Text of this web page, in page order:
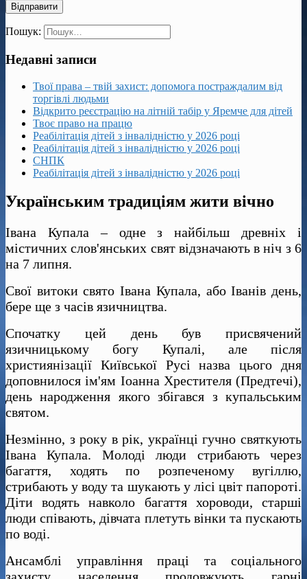
Пошук:
Недавні записи
Твої права – твій захист: допомога постраждалим від
торгівлі людьми
Відкрито реєстрацію на літній табір у Яремче для дітей
Твоє право на працю
Реабілітація дітей з інвалідністю у 2026 році
Реабілітація дітей з інвалідністю у 2026 році
СНПК
Реабілітація дітей з інвалідністю у 2026 році
Українським традиціям жити вічно
Івана Купала – одне з найбільш древніх і
містичних слов'янських свят відзначають в ніч з 6
на 7 липня.
Свої витоки свято Івана Купала, або Іванів день,
бере ще з часів язичництва.
Спочатку цей день був присвячений
язичницькому богу Купалі, але після
християнізації Київської Русі назва цього дня
доповнилося ім'ям Іоанна Хрестителя (Предтечі),
день народження якого збігався з купальським
святом.
Незмінно, з року в рік, українці гучно святкують
Івана Купала. Молоді люди стрибають через
багаття, ходять по розпеченому вугіллю,
стрибають у воду та шукають у лісі цвіт папороті.
Діти водять навколо багаття хороводи, старші
люди співають, дівчата плетуть вінки та пускають
по воді.
Ансамблі управління праці та соціального